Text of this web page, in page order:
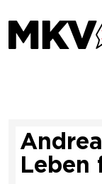
Magazin
Leben